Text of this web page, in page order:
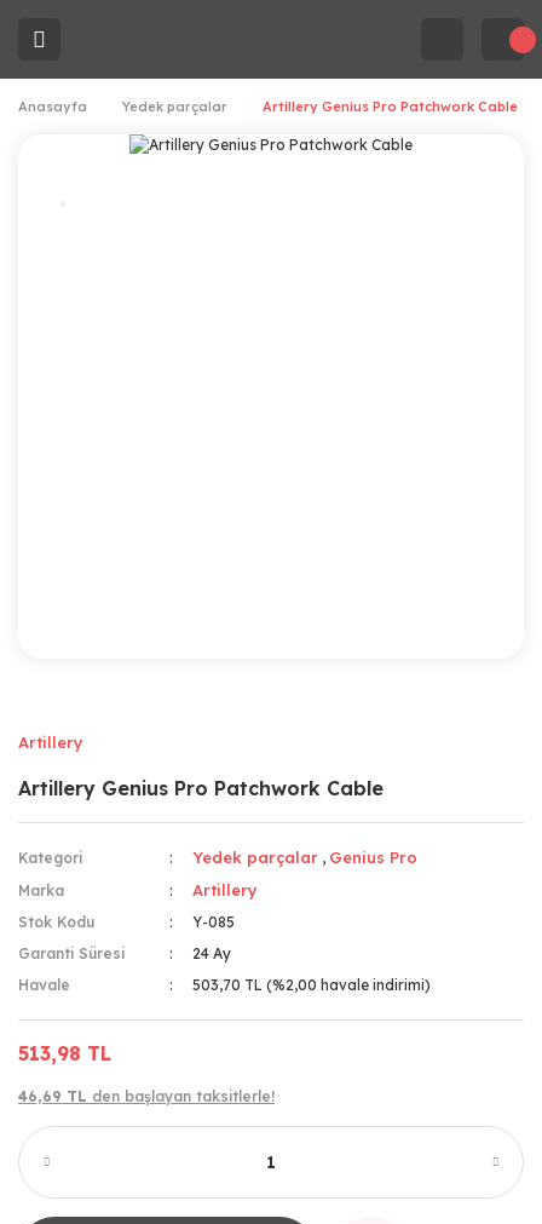
Anasayfa Yedek parçalar Artillery Genius Pro Patchwork Cable
Artillery
Artillery Genius Pro Patchwork Cable
Kategori Yedek parçalar , Genius Pro
Marka Artillery
Stok Kodu
Y-085
Garanti Süresi
24 Ay
Havale
503,70 TL (%2,00 havale indirimi)
513,98 TL
46,69 TL den başlayan taksitlerle!